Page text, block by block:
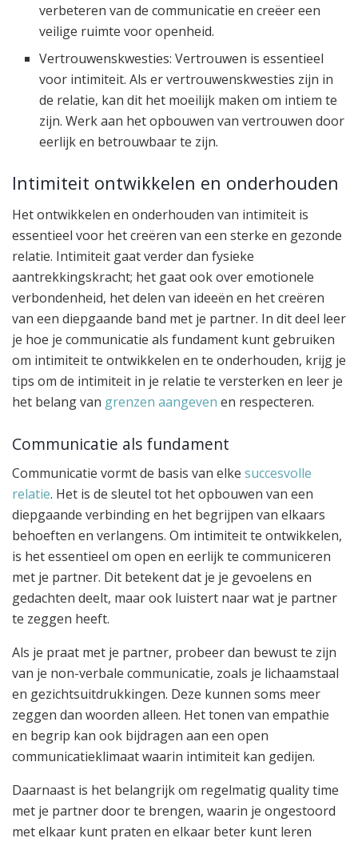
verbeteren van de communicatie en creëer een
veilige ruimte voor openheid.
Vertrouwenskwesties: Vertrouwen is essentieel
voor intimiteit. Als er vertrouwenskwesties zijn in
de relatie, kan dit het moeilijk maken om intiem te
zijn. Werk aan het opbouwen van vertrouwen door
eerlijk en betrouwbaar te zijn.
Intimiteit ontwikkelen en onderhouden
Het ontwikkelen en onderhouden van intimiteit is
essentieel voor het creëren van een sterke en gezonde
relatie. Intimiteit gaat verder dan fysieke
aantrekkingskracht; het gaat ook over emotionele
verbondenheid, het delen van ideeën en het creëren
van een diepgaande band met je partner. In dit deel leer
je hoe je communicatie als fundament kunt gebruiken
om intimiteit te ontwikkelen en te onderhouden, krijg je
tips om de intimiteit in je relatie te versterken en leer je
het belang van grenzen aangeven en respecteren.
Communicatie als fundament
Communicatie vormt de basis van elke succesvolle
relatie. Het is de sleutel tot het opbouwen van een
diepgaande verbinding en het begrijpen van elkaars
behoeften en verlangens. Om intimiteit te ontwikkelen,
is het essentieel om open en eerlijk te communiceren
met je partner. Dit betekent dat je je gevoelens en
gedachten deelt, maar ook luistert naar wat je partner
te zeggen heeft.
Als je praat met je partner, probeer dan bewust te zijn
van je non-verbale communicatie, zoals je lichaamstaal
en gezichtsuitdrukkingen. Deze kunnen soms meer
zeggen dan woorden alleen. Het tonen van empathie
en begrip kan ook bijdragen aan een open
communicatieklimaat waarin intimiteit kan gedijen.
Daarnaast is het belangrijk om regelmatig quality time
met je partner door te brengen, waarin je ongestoord
met elkaar kunt praten en elkaar beter kunt leren